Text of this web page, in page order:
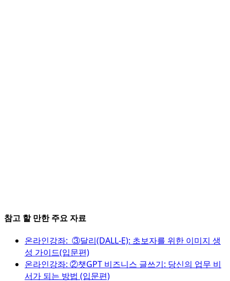
참고 할 만한 주요 자료
온라인강좌: ③달리(DALL-E): 초보자를 위한 이미지 생
성 가이드(입문편)
온라인강좌: ②챗GPT 비즈니스 글쓰기: 당신의 업무 비
서가 되는 방법 (입문편)